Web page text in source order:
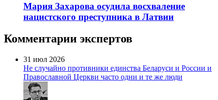
Мария Захарова осудила восхваление
нацистского преступника в Латвии
Комментарии экспертов
31 июл 2026
Не случайно противники единства Беларуси и России и
Православной Церкви часто одни и те же люди